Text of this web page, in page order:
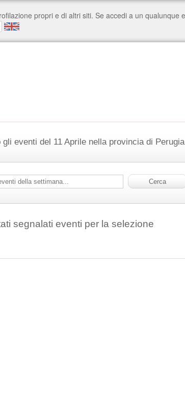
gli eventi del 11 Aprile nella provincia di Perugia
segnalati eventi per la selezione